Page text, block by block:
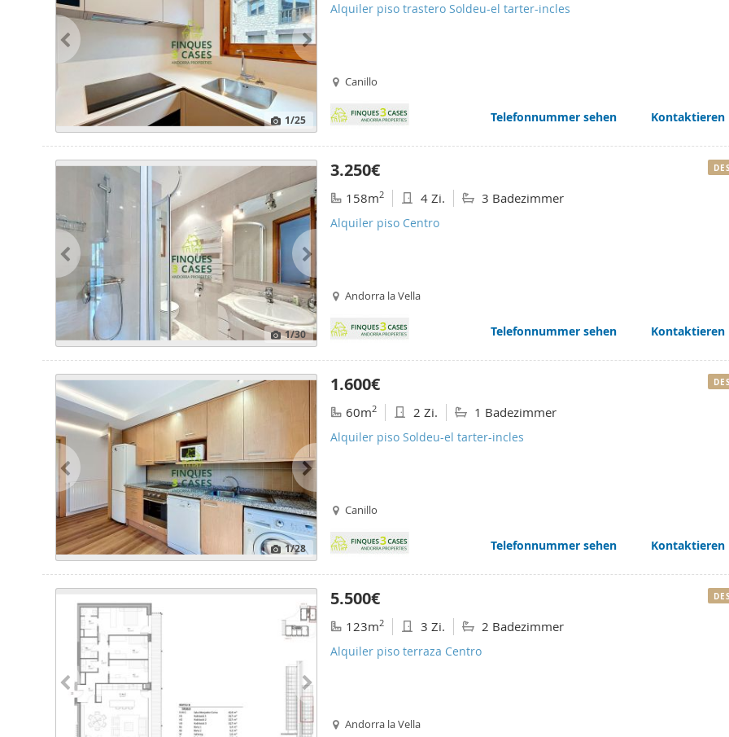
1/25
Alquiler piso trastero Soldeu-el tarter-incles
Canillo
Telefonnummer sehen Kontaktieren
1/30
3.250€
158m2 4 Zi. 3 Badezimmer
Alquiler piso Centro
Andorra la Vella
Telefonnummer sehen Kontaktieren
1/28
1.600€
60m2 2 Zi. 1 Badezimmer
Alquiler piso Soldeu-el tarter-incles
Canillo
Telefonnummer sehen Kontaktieren
5.500€
123m2 3 Zi. 2 Badezimmer
Alquiler piso terraza Centro
Andorra la Vella